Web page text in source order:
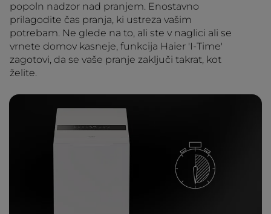
popoln nadzor nad pranjem. Enostavno
prilagodite čas pranja, ki ustreza vašim
potrebam. Ne glede na to, ali ste v naglici ali se
vrnete domov kasneje, funkcija Haier 'I-Time'
zagotovi, da se vaše pranje zaključi takrat, kot
želite.